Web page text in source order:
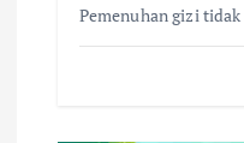
Pemenuhan gizi